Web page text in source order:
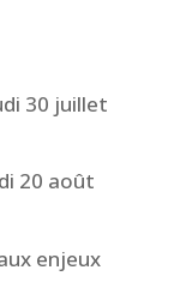
30 juillet
20 août
enjeux